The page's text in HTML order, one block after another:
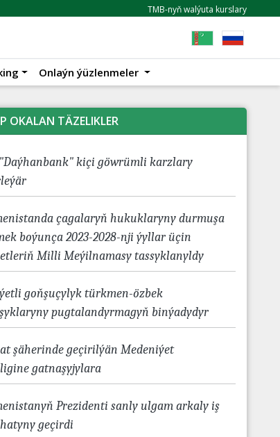
TMB-nyň walýuta kurslary
Onlaýn ýüzlenmeler
OKALAN TÄZELIKLER
"Daýhanbank" kiçi göwrümli karzlary
çagalaryň hukuklaryny durmuşa
boýunça 2023-2028-nji ýyllar üçin
Milli Meýilnamasy tassyklanyldy
goňşuçylyk türkmen-özbek
pugtalandyrmagyň binýadydyr
şäherinde geçirilýän Medeniýet
gatnaşyjylara
Prezidenti sanly ulgam arkaly iş
geçirdi